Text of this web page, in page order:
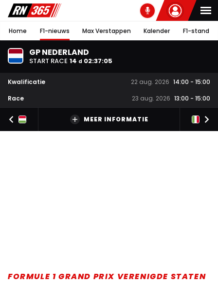
Home F1-nieuws Max Verstappen Kalender F1-stand
GP NEDERLAND
START RACE 14 d 02:37:05
Kwalificatie 22 aug. 2026 14:00 - 15:00
Race
23 aug. 2026 13:00 - 15:00
MEER INFORMATIE
FORMULE 1 GRAND PRIX VERENIGDE STATEN